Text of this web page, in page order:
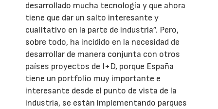
desarrollado mucha tecnología y que ahora
tiene que dar un salto interesante y
cualitativo en la parte de industria”. Pero,
sobre todo, ha incidido en la necesidad de
desarrollar de manera conjunta con otros
países proyectos de I+D, porque España
tiene un portfolio muy importante e
interesante desde el punto de vista de la
industria, se están implementando parques